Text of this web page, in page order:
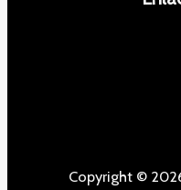
Copyright ©